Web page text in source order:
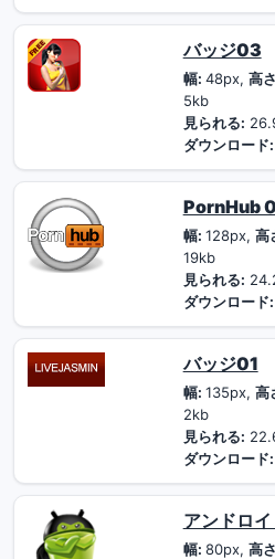
バッジ03
幅: 48px, 高
5kb
見られる:
ダウンロード:
PornHub
幅: 128px, 高
19kb
見られる:
ダウンロード:
バッジ01
幅: 135px, 高
2kb
見られる:
ダウンロード:
アンドロ
幅: 80px, 高